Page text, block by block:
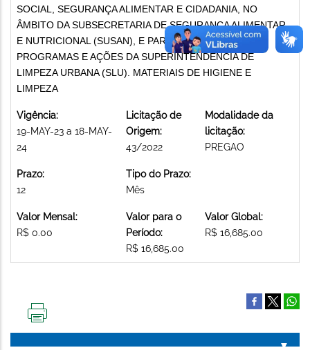
SOCIAL, SEGURANÇA ALIMENTAR E CIDADANIA, NO
ÂMBITO DA SUBSECRETARIA DE SEGURANÇA ALIMENTAR
E NUTRICIONAL (SUSAN), E PARA ATENDER AOS
PROGRAMAS E AÇÕES DA SUPERINTENDÊNCIA DE
LIMPEZA URBANA (SLU). MATERIAIS DE HIGIENE E
LIMPEZA
Vigência:
19-MAY-23 a 18-MAY-
24
Licitação de
Origem:
43/2022
Modalidade da
licitação:
PREGAO
Prazo:
12
Tipo do Prazo:
Mês
Valor Mensal:
R$ 0.00
Valor para o
Período:
R$ 16,685.00
Valor Global:
R$ 16,685.00